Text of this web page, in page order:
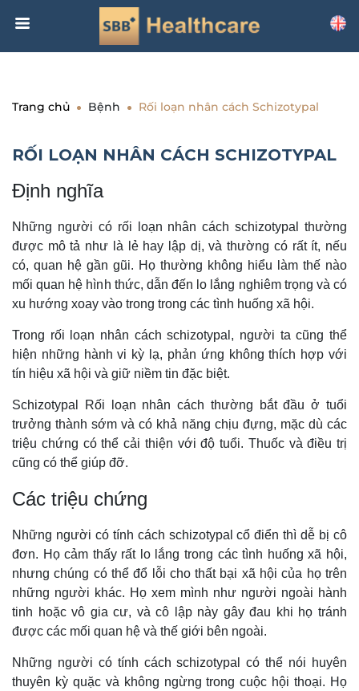
Trang chủ Bệnh Rối loạn nhân cách Schizotypal
RỐI LOẠN NHÂN CÁCH SCHIZOTYPAL
Định nghĩa
Những người có rối loạn nhân cách schizotypal thường
được mô tả như là lẻ hay lập dị, và thường có rất ít, nếu
có, quan hệ gần gũi. Họ thường không hiểu làm thế nào
mối quan hệ hình thức, dẫn đến lo lắng nghiêm trọng và có
xu hướng xoay vào trong trong các tình huống xã hội.
Trong rối loạn nhân cách schizotypal, người ta cũng thể
hiện những hành vi kỳ lạ, phản ứng không thích hợp với
tín hiệu xã hội và giữ niềm tin đặc biệt.
Schizotypal Rối loạn nhân cách thường bắt đầu ở tuổi
trưởng thành sớm và có khả năng chịu đựng, mặc dù các
triệu chứng có thể cải thiện với độ tuổi. Thuốc và điều trị
cũng có thể giúp đỡ.
Các triệu chứng
Những người có tính cách schizotypal cổ điển thì dễ bị cô
đơn. Họ cảm thấy rất lo lắng trong các tình huống xã hội,
nhưng chúng có thể đổ lỗi cho thất bại xã hội của họ trên
những người khác. Họ xem mình như người ngoài hành
tinh hoặc vô gia cư, và cô lập này gây đau khi họ tránh
được các mối quan hệ và thế giới bên ngoài.
Những người có tính cách schizotypal có thể nói huyên
thuyên kỳ quặc và không ngừng trong cuộc hội thoại. Họ